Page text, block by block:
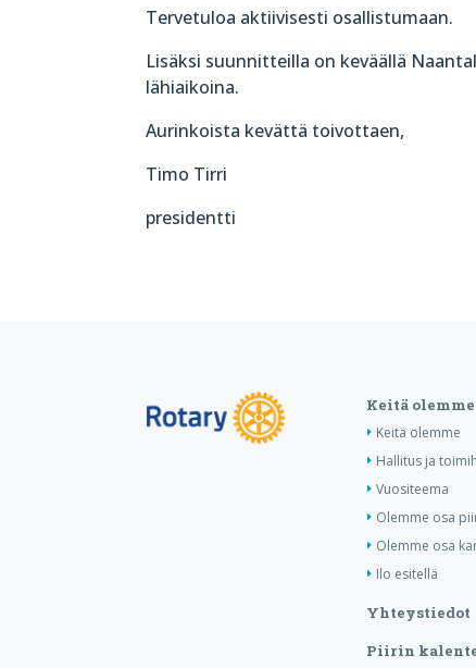
Tervetuloa aktiivisesti osallistumaan.
Lisäksi suunnitteilla on keväällä
lähiaikoina.
Aurinkoista kevättä toivottaen,
Timo Tirri
presidentti
Keitä olemme
Keitä olemme
Hallitus ja
Vuositeema
Olemme osa
Olemme osa
Ilo esitellä
Yhteystiedot
Piirin